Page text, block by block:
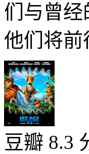
们与曾经
他们将前
豆瓣 8.3